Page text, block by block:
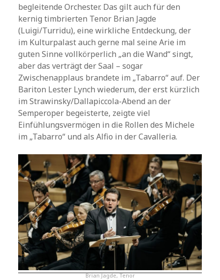
begleitende Orchester. Das gilt auch für den
kernig timbrierten Tenor Brian Jagde
(Luigi/Turridu), eine wirkliche Entdeckung, der
im Kulturpalast auch gerne mal seine Arie im
guten Sinne vollkörperlich „an die Wand“ singt,
aber das verträgt der Saal – sogar
Zwischenapplaus brandete im „Tabarro“ auf. Der
Bariton Lester Lynch wiederum, der erst kürzlich
im Strawinsky/Dallapiccola-Abend an der
Semperoper begeisterte, zeigte viel
Einfühlungsvermögen in die Rollen des Michele
im „Tabarro“ und als Alfio in der Cavalleria.
Brian Jagde, Tenor